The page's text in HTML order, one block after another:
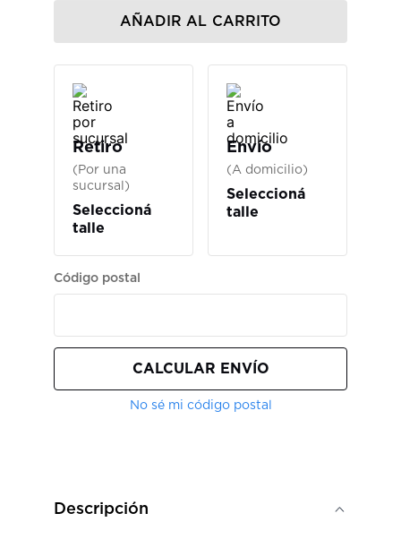
AÑADIR AL CARRITO
Retiro
(Por una
sucursal)
Seleccioná
talle
Envío
(A domicilio)
Seleccioná
talle
Código postal
CALCULAR ENVÍO
No sé mi código postal
Descripción